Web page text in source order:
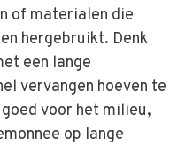
of materialen die
hergebruikt. Denk
een lange
vervangen hoeven te
voor het milieu,
op lange